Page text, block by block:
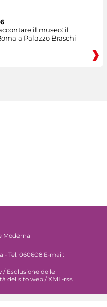
il museo: il
a Palazzo Braschi
Moderna
- Tel. 060608 E-mail:
/ Esclusione delle
del sito web / XML-rss